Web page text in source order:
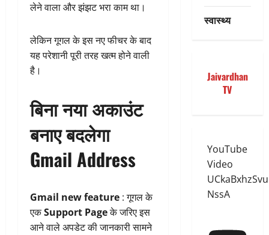
लेने वाला और झंझट भरा काम था।
लेकिन गूगल के इस नए फीचर के बाद
यह परेशानी पूरी तरह खत्म होने वाली
है।
बिना नया अकाउंट
बनाए बदलेगा
Gmail Address
Gmail new feature : गूगल के
एकSupport Pageके जरिए इस
आने वाले अपडेट की जानकारी सामने
स्वास्थ्य
Jaivardhan
TV
YouTube
Video
NssA